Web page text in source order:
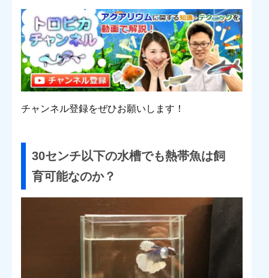
チャンネル登録をぜひお願いします！
30センチ以下の水槽でも熱帯魚は飼
育可能なのか？